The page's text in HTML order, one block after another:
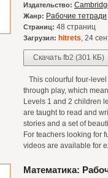
Издательство:
Жанр: Рабочие тетради
Страниц: 48 страниц
Загрузил: hitrets, 24
Скачать fb2 (301 КБ)
This colourful four-
through play, which
Levels 1 and 2 children
are taught to read and
stories and a set of
For teachers looking for
videos are available for
Математика: